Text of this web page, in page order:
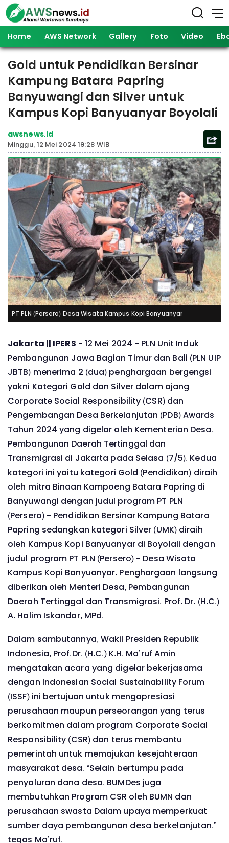
Home AWS Network Gallery Foto Video
Gold untuk Pendidikan Bersinar
Kampung Batara Papring
Banyuwangi dan Silver untuk
Kampus Kopi Banyuanyar Boyolali
awsnews.id
Minggu, 12 Mei 2024 19:28 WIB
PT PLN (Persero) Desa Wisata Kampus Kopi Banyuanyar
Jakarta || IPERS - 12 Mei 2024 - PLN Unit Induk
Pembangunan Jawa Bagian Timur dan Bali (PLN UIP
JBTB) menerima 2 (dua) penghargaan bergengsi
yakni Kategori Gold dan Silver dalam ajang
Corporate Social Responsibility (CSR) dan
Pengembangan Desa Berkelanjutan (PDB) Awards
Tahun 2024 yang digelar oleh Kementerian Desa,
Pembangunan Daerah Tertinggal dan
Transmigrasi di Jakarta pada Selasa (7/5). Kedua
kategori ini yaitu kategori Gold (Pendidikan) diraih
oleh mitra Binaan Kampoeng Batara Papring di
Banyuwangi dengan judul program PT PLN
(Persero) - Pendidikan Bersinar Kampung Batara
Papring sedangkan kategori Silver (UMK) diraih
oleh Kampus Kopi Banyuanyar di Boyolali dengan
judul program PT PLN (Persero) - Desa Wisata
Kampus Kopi Banyuanyar. Penghargaan langsung
diberikan oleh Menteri Desa, Pembangunan
Daerah Tertinggal dan Transmigrasi, Prof. Dr. (H.C.)
A. Halim Iskandar, MPd.
Dalam sambutannya, Wakil Presiden Republik
Indonesia, Prof.Dr. (H.C.) K.H. Ma’ruf Amin
mengatakan acara yang digelar bekerjasama
dengan Indonesian Social Sustainability Forum
(ISSF) ini bertujuan untuk mengapresiasi
perusahaan maupun perseorangan yang terus
berkomitmen dalam program Corporate Social
Responsibility (CSR) dan terus membantu
pemerintah untuk memajukan kesejahteraan
masyarakat desa. “Selain bertumpu pada
penyaluran dana desa, BUMDes juga
membutuhkan Program CSR oleh BUMN dan
perusahaan swasta Dalam upaya memperkuat
sumber daya pembangunan desa berkelanjutan,”
tegas Ma’ruf.